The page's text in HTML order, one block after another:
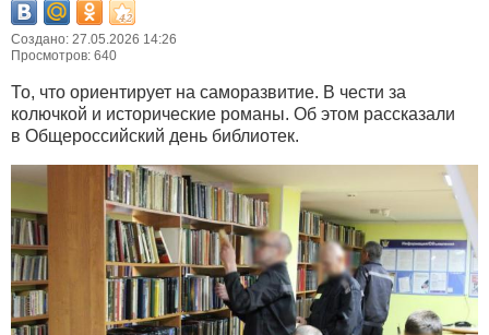
Создано: 27.05.2026 14:26
Просмотров: 640
То, что ориентирует на саморазвитие. В чести за
колючкой и исторические романы. Об этом рассказали
в Общероссийский день библиотек.